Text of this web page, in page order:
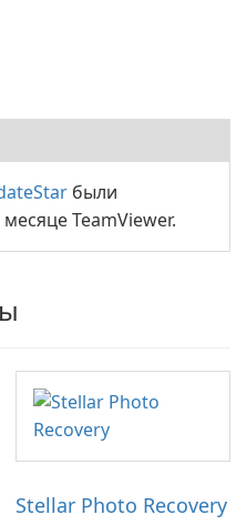
были
TeamViewer.
Stellar Photo Recovery